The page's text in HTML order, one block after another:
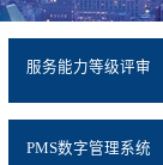
服务能力等级评审
PMS数字管理系统